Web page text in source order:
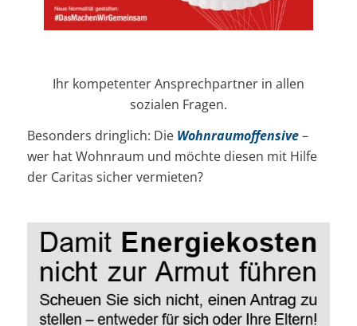
Ihr kompetenter Ansprechpartner in allen
sozialen Fragen.
Besonders dringlich: Die Wohnraumoffensive–
wer hat Wohnraum und möchte diesen mit Hilfe
der Caritas sicher vermieten?